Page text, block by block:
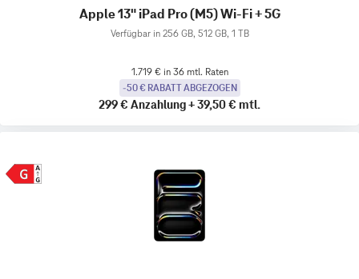
Apple 13" iPad Pro (M5) Wi-Fi + 5G
Verfügbar in 256 GB, 512 GB, 1 TB
1.719 € in 36 mtl. Raten
-50 € RABATT ABGEZOGEN
299 € Anzahlung+39,50 € mtl.